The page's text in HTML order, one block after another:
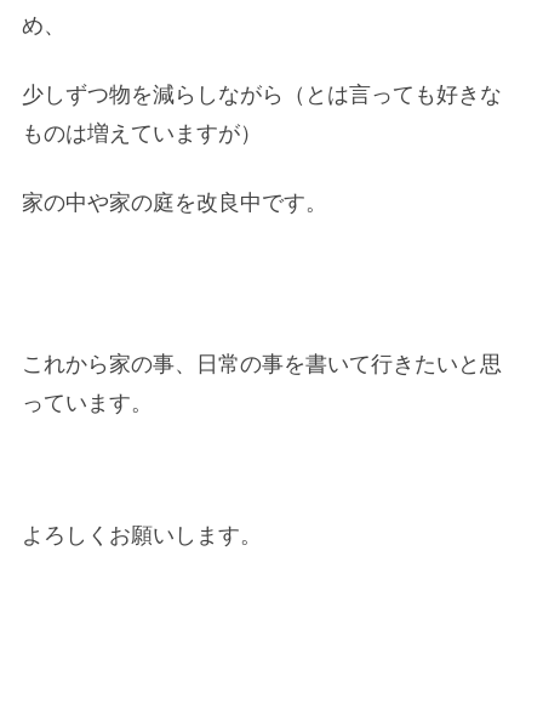
め、
少しずつ物を減らしながら（とは言っても好きな
ものは増えていますが）
家の中や家の庭を改良中です。
これから家の事、日常の事を書いて行きたいと思
っています。
よろしくお願いします。